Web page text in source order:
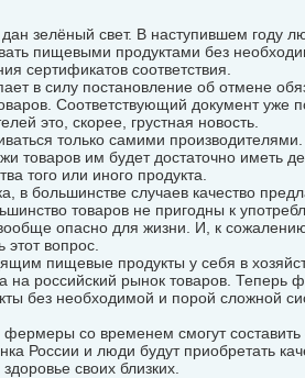
зелёный свет. В наступившем году
пищевыми продуктами без
сертификатов соответствия.
в силу постановление об отмене
Соответствующий документ уже
это, скорее, грустная новость.
только самими
товаров им будет достаточно иметь
того или иного продукта.
в большинстве случаев качество
товаров не пригодны к
опасно для жизни. И, к
вопрос.
пищевые продукты у себя в
на российский рынок товаров. Теперь
без необходимой и порой сложной
со временем смогут составить
России и люди будут приобретать
своих близких.